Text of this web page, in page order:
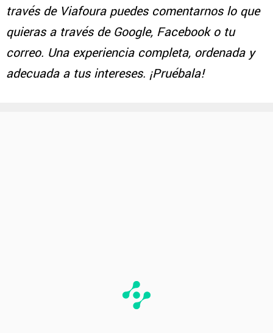
través de Viafoura puedes comentarnos lo que
quieras a través de Google, Facebook o tu
correo. Una experiencia completa, ordenada y
adecuada a tus intereses. ¡Pruébala!